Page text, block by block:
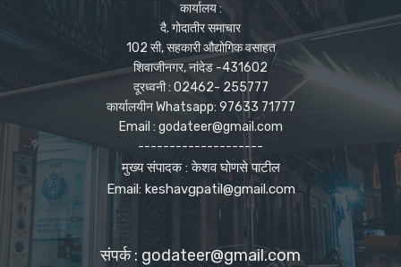
कार्यालय :
दै. गोदातीर समाचार
102 सी, सहकारी औद्योगिक वसाहत
शिवाजीनगर, नांदेड -431602
दूरध्वनी : 02462- 255777
कार्यालयीन Whatsapp: 97633 71777
Email : godateer@gmail.com
--------------------
मुख्य संपादक : केशव घोणसे पाटील
Email: keshavgpatil@gmail.com
संपर्क : godateer@gmail.com